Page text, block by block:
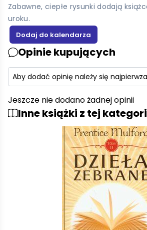
Zabawne, ciepłe rysunki dodają
uroku.
Opinie kupujących
Aby dodać opinię należy się najpierw
Jeszcze nie dodano żadnej opinii
Inne książki z tej